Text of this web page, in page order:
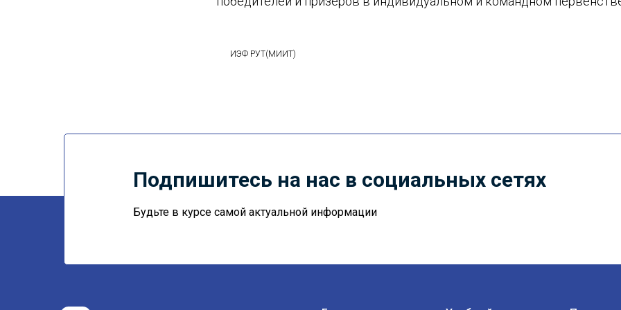
ИЭФ РУТ(МИИТ)
Подпишитесь на нас в социальных сетях
Будьте в курсе самой актуальной информации